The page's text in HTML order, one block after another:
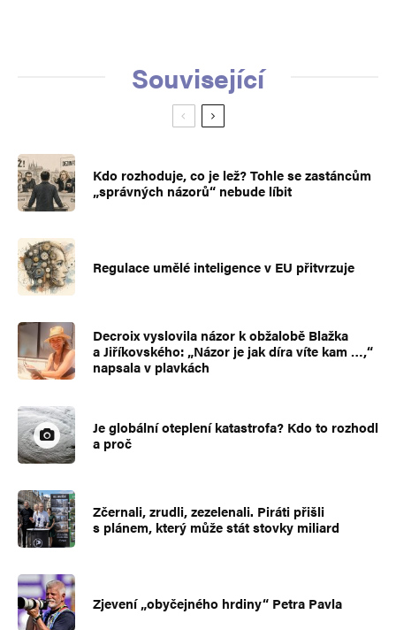
Související
Kdo rozhoduje, co je lež? Tohle se zastáncům
„správných názorů“ nebude líbit
Regulace umělé inteligence v EU přitvrzuje
Decroix vyslovila názor k obžalobě Blažka
a Jiříkovského: „Názor je jak díra víte kam …,“
napsala v plavkách
Je globální oteplení katastrofa? Kdo to rozhodl
a proč
Zčernali, zrudli, zezelenali. Piráti přišli
s plánem, který může stát stovky miliard
Zjevení „obyčejného hrdiny“ Petra Pavla